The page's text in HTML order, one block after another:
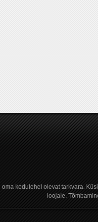
oma kodulehel olevat tarkvara.
loojale.